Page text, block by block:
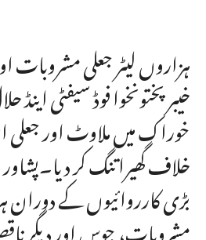
ہزاروں لیٹر جعلی مشروبات
خیبرپختونخوا فوڈ سیفٹی
خوراک میں ملاوٹ اور
خلاف گھیرا تنگ کر
بڑی کارروائیوں کے دوران
مشروبات، جوس اور دیگر